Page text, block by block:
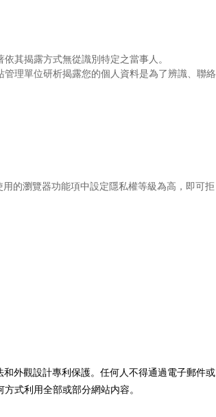
其揭露方式無從識別特定之當事人。
理單位研析揭露您的個人資料是為了辨識、聯絡
用的瀏覽器功能項中設定隱私權等級為高，即可拒
和外觀設計專利保護。任何人不得通過電子郵件或
式利用全部或部分網站内容。